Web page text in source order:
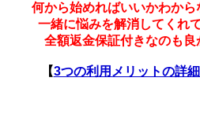
何から始めればいいかわから
一緒に悩みを解消してくれ
全額返金保証付きなのも良
【3つの利用メリットの詳